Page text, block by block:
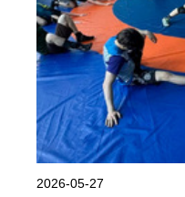
2026-05-27